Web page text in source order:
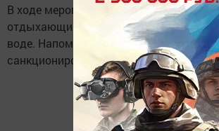
В ходе мероприятия провел беседу и
отдыхающим с правилами
воде. Напомним, в Высокогорском
санкционированного места для